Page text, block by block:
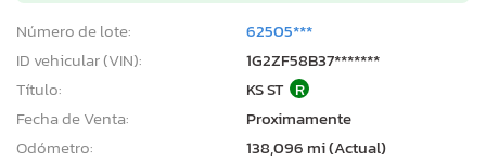
Número de lote:
62505***
ID vehicular (VIN):
1G2ZF58B37*******
Título:
KS ST R
Fecha de Venta:
Proximamente
Odómetro:
138,096 mi (Actual)